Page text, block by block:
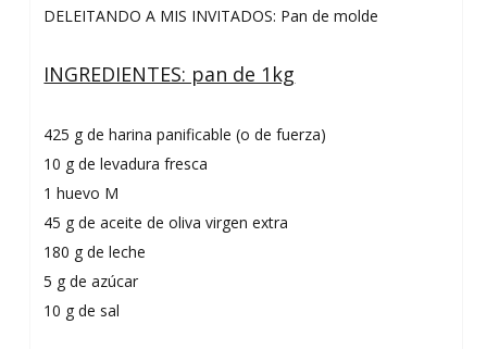
DELEITANDO A MIS INVITADOS: Pan de molde
INGREDIENTES: pan de 1kg
425 g de harina panificable (o de fuerza)
10 g de levadura fresca
1 huevo M
45 g de aceite de oliva virgen extra
180 g de leche
5 g de azúcar
10 g de sal